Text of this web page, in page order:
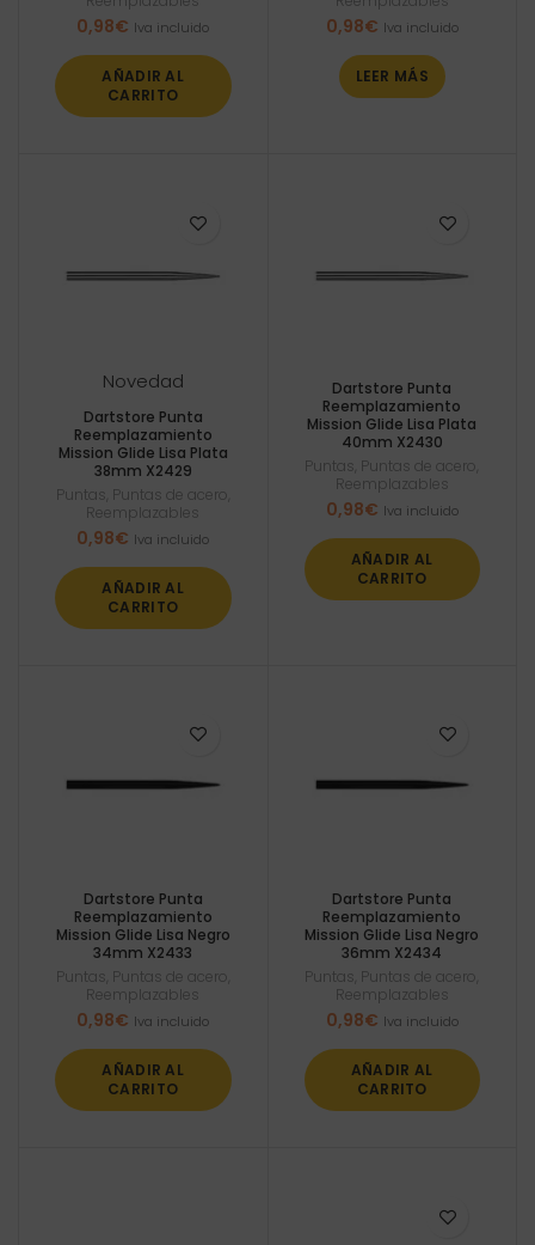
0,98€ Iva incluido
AÑADIR AL
CARRITO
0,98€ Iva incluido
LEER MÁS
Novedad
Dartstore Punta
Reemplazamiento
Mission Glide Lisa Plata
38mm X2429
Puntas Puntas de acero
Reemplazables
0,98€ Iva incluido
AÑADIR AL
CARRITO
Dartstore Punta
Reemplazamiento
Mission Glide Lisa Plata
40mm X2430
Puntas Puntas de acero
Reemplazables
0,98€ Iva incluido
AÑADIR AL
CARRITO
Dartstore Punta
Reemplazamiento
Mission Glide Lisa Negro
34mm X2433
Puntas Puntas de acero
Reemplazables
0,98€ Iva incluido
AÑADIR AL
CARRITO
Dartstore Punta
Reemplazamiento
Mission Glide Lisa Negro
36mm X2434
Puntas Puntas de acero
Reemplazables
0,98€ Iva incluido
AÑADIR AL
CARRITO